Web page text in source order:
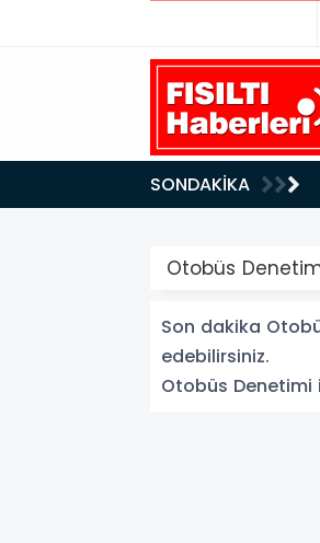
SONDAKİKA
Otobüs
Son dakika
edebilirsiniz.
Otobüs Denetimi